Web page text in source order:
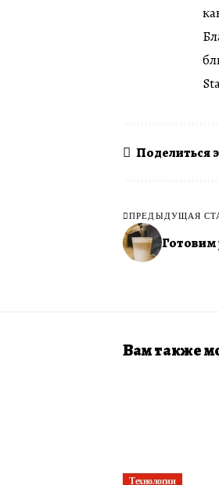
Поделиться
ПРЕДЫДУЩАЯ
Готовим
Вам также
Технологии